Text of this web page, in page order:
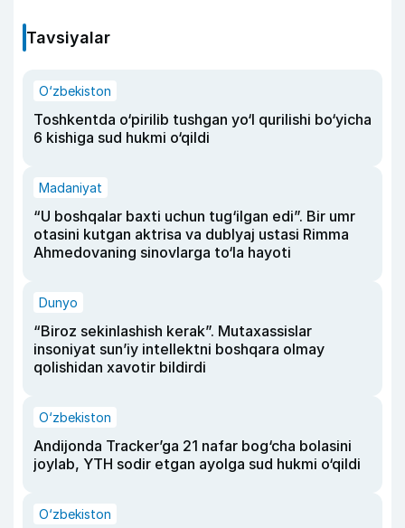
Tavsiyalar
O‘zbekiston
Toshkentda o‘pirilib tushgan yo‘l qurilishi bo‘yicha
6 kishiga sud hukmi o‘qildi
Madaniyat
“U boshqalar baxti uchun tug‘ilgan edi”. Bir umr
otasini kutgan aktrisa va dublyaj ustasi Rimma
Ahmedovaning sinovlarga to‘la hayoti
Dunyo
“Biroz sekinlashish kerak”. Mutaxassislar
insoniyat sun’iy intellektni boshqara olmay
qolishidan xavotir bildirdi
O‘zbekiston
Andijonda Tracker’ga 21 nafar bog‘cha bolasini
joylab, YTH sodir etgan ayolga sud hukmi o‘qildi
O‘zbekiston